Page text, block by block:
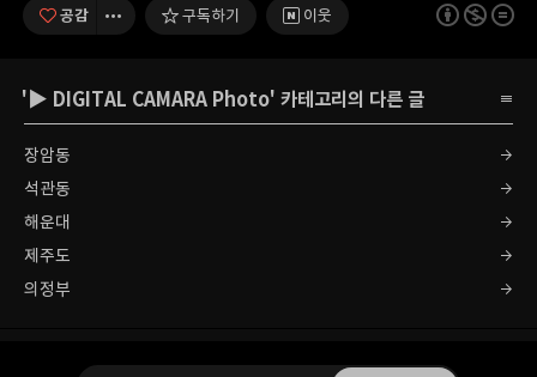
공감 구독하기 이웃
' ▶ DIGITAL CAMARA Photo' 카테고리의 다른 글
장암동
석관동
해운대
제주도
의정부